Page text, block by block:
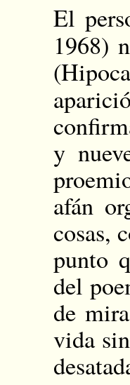
El
1968)
y
afán
cosas,
punto
del
de
vida